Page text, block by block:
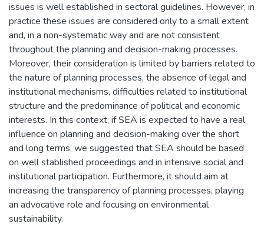
issues is well established in sectoral guidelines. However, in
practice these issues are considered only to a small extent
and, in a non-systematic way and are not consistent
throughout the planning and decision-making processes.
Moreover, their consideration is limited by barriers related to
the nature of planning processes, the absence of legal and
institutional mechanisms, difficulties related to institutional
structure and the predominance of political and economic
interests. In this context, if SEA is expected to have a real
influence on planning and decision-making over the short
and long terms, we suggested that SEA should be based
on well stablished proceedings and in intensive social and
institutional participation. Furthermore, it should aim at
increasing the transparency of planning processes, playing
an advocative role and focusing on environmental
sustainability.